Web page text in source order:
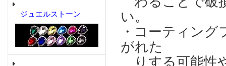
ジュエルストーン
い。
・コーティン
がれた
りする可能性